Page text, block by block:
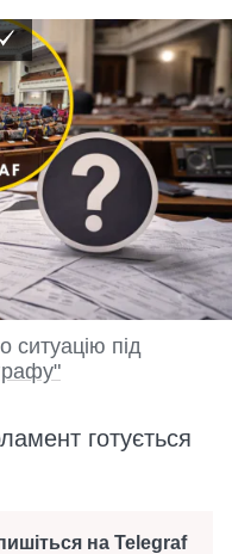
ситуацію під
готується
на Telegraf